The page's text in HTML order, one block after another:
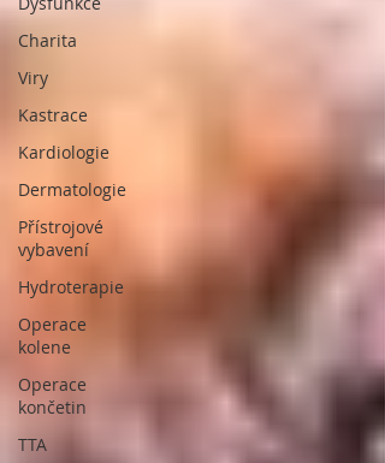
Charita
Viry
Kastrace
Kardiologie
Dermatologie
Přístrojové
vybavení
Hydroterapie
Operace
kolene
Operace
končetin
TTA